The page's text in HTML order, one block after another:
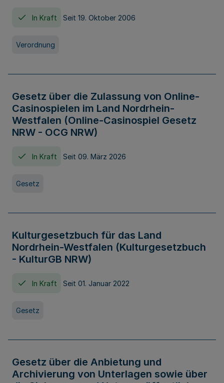
In Kraft Seit 19. Oktober 2006
Verordnung
Gesetz über die Zulassung von Online-
Casinospielen im Land Nordrhein-
Westfalen (Online-Casinospiel Gesetz
NRW - OCG NRW)
In Kraft Seit 09. März 2026
Gesetz
Kulturgesetzbuch für das Land
Nordrhein-Westfalen (Kulturgesetzbuch
- KulturGB NRW)
In Kraft Seit 01. Januar 2022
Gesetz
Gesetz über die Anbietung und
Archivierung von Unterlagen sowie über